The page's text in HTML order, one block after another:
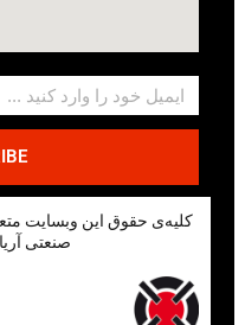
کلیه‌ی حقوق این وبسایت
صنعتی